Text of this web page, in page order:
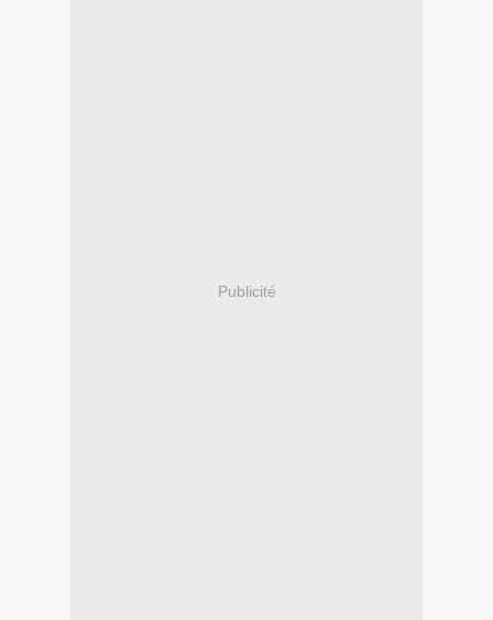
Publicité